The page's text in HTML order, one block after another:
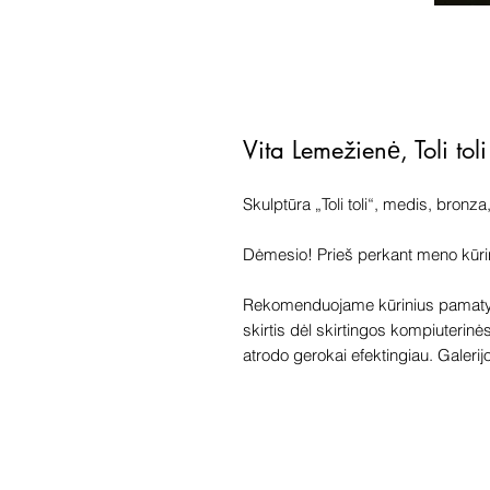
Vita Lemežienė, Toli toli
Skulptūra „Toli toli“, medis,
Dėmesio! Prieš perkant meno
Rekomenduojame kūrinius
skirtis dėl skirtingos
atrodo gerokai efektingiau.